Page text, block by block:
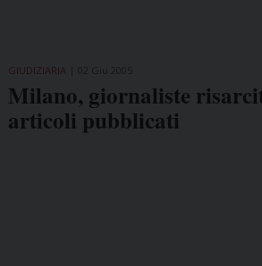
GIUDIZIARIA
Milano, giornaliste
articoli pubblicati